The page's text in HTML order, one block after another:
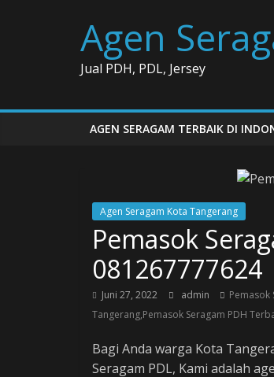
Agen
Jual PDH, PDL, Jersey
AGEN SERAGAM TERBAIK DI
Agen Seragam Kota Tangerang
Pemasok
081267777624
Juni 27, 2022 admin
Pemasok
Tangerang,Pemasok Seragam PDH
Bagi Anda warga Kota
Seragam PDL, Kami adalah